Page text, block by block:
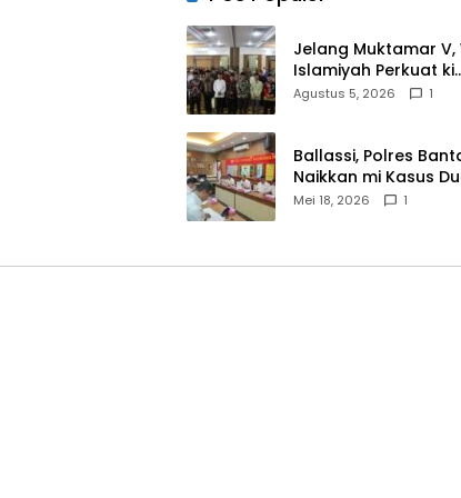
Jelang Muktamar V,
Islamiyah Perkuat ki
Wasathiyah dan
Agustus 5, 2026 1
Ballassi, Polres
Naikkan mi Kasus
Korupsi PDAM ke
Mei 18, 2026 1